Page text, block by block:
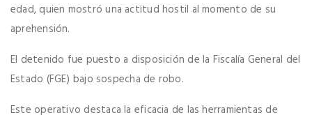
edad, quien mostró una actitud hostil al momento de su
aprehensión.
El detenido fue puesto a disposición de la Fiscalía General del
Estado (FGE) bajo sospecha de robo.
Este operativo destaca la eficacia de las herramientas de